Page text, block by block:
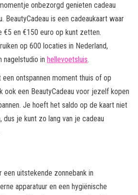
onbezorgd genieten cadeau
BeautyCadeau is een cadeaukaart waar
€5 en €150 euro op kunt zetten.
op 600 locaties in Nederland,
nagelstudio in hellevoetsluis.
een ontspannen moment thuis of op
ook een BeautyCadeau voor jezelf kopen
Je hoeft het saldo op de kaart niet
je kunt zo lang van je cadeau
uitstekende zonnebank in
apparatuur en een hygiënische